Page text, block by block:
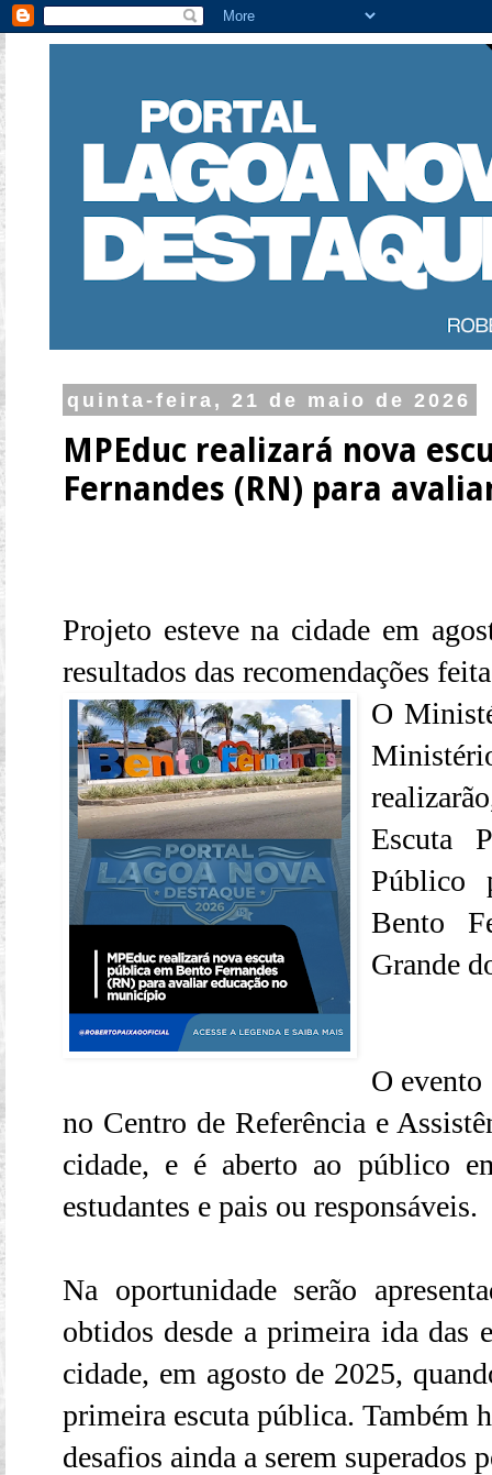
quinta-feira, 21 de maio de 2026
MPEduc realizará nova
Fernandes (RN) para
Projeto esteve na cidade em
resultados das recomendações
O
Escuta
Público
Bento
Grande
O evento
no Centro de Referência e
cidade, e é aberto ao público
estudantes e pais ou responsáveis.
Na oportunidade serão
obtidos desde a primeira ida
cidade, em agosto de 2025,
primeira escuta pública. Também
desafios ainda a serem superados